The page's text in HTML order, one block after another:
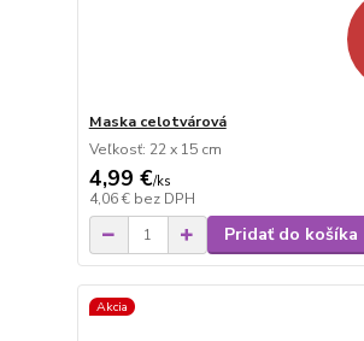
Maska celotvárová
Veľkosť: 22 x 15 cm
4,99 €/ks
4,06 € bez DPH
Pridať do košíka
Akcia